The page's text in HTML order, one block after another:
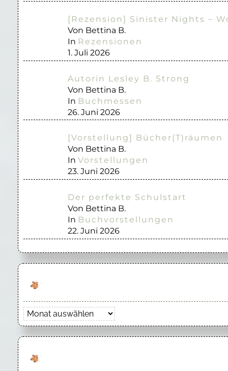
[Rezension] Sinister Nights –
Von Bettina B.
In Rezensionen
1. Juli 2026
Autorin Lesley B. Strong
Von Bettina B.
In Buchmessen
26. Juni 2026
[Vorstellung] Bücher(T)räumen
Von Bettina B.
In Vorstellungen
23. Juni 2026
Der perfekte Schulstart
Von Bettina B.
In Buchvorstellungen
22. Juni 2026
Archiv